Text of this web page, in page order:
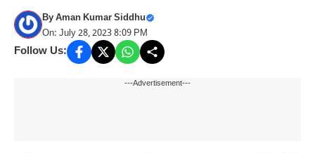
ByAman Kumar Siddhu
On: July 28, 2023 8:09 PM
Follow Us:
---Advertisement---